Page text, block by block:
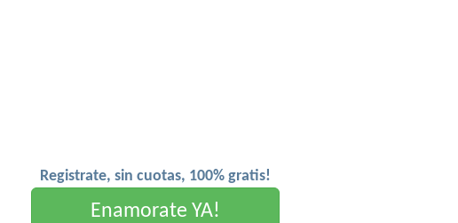
Registrate, sin cuotas, 100% gratis!
Enamorate YA!